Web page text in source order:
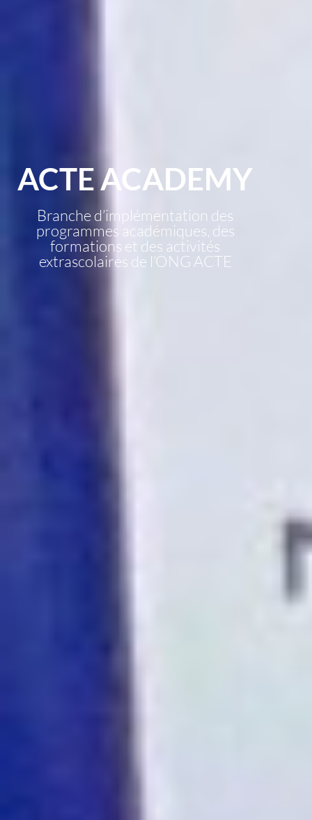
ACTE ACADEMY
Branche d’implémentation des
programmes académiques, des
formations et des activités
extrascolaires de l’ONG ACTE